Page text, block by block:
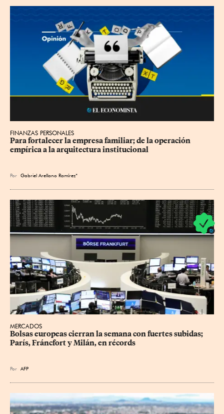
FINANZAS PERSONALES
Para fortalecer la empresa familiar; de la operación
empírica a la arquitectura institucional
Por Gabriel Arellano Ramírez*
MERCADOS
Bolsas europeas cierran la semana con fuertes subidas;
París, Fráncfort y Milán, en récords
Por AFP